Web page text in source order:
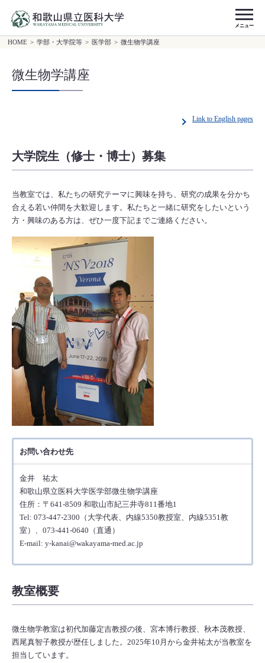
メニュー
HOME > 学部・大学院等 > 医学部 > 微生物学講座
微生物学講座
Link to English pages
大学院生（修士・博士）募集
当教室では、私たちの研究テーマに興味を持ち、研究の成果を分かち
合える若い仲間を大歓迎します。私たちと一緒に研究をしたいという
方・興味のある方は、ぜひ一度下記までご連絡ください。
お問い合わせ先
金井 祐太
和歌山県立医科大学医学部微生物学講座
住所：〒641-8509 和歌山市紀三井寺811番地1
Tel: 073-447-2300（大学代表、内線5350教授室、内線5351教
室）、073-441-0640（直通）
E-mail: y-kanai@wakayama-med.ac.jp
教室概要
微生物学教室は初代加藤定吉教授の後、宮本博行教授、秋本茂教授、
西尾真智子教授が歴任しました。2025年10月から金井祐太が当教室を
担当しています。